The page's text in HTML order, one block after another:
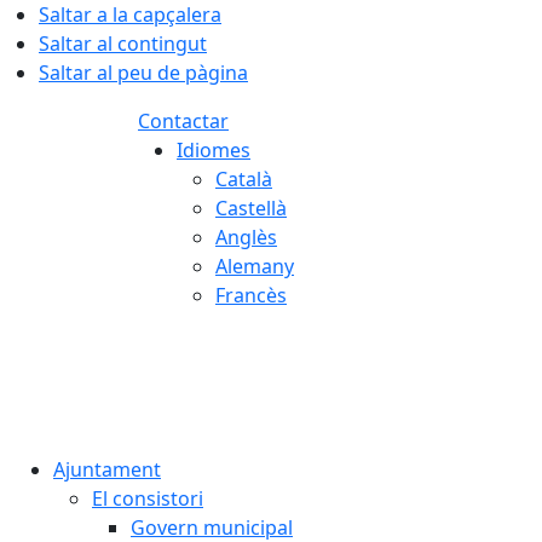
Saltar a la capçalera
Saltar al contingut
Saltar al peu de pàgina
Contactar
Idiomes
Català
Castellà
Anglès
Alemany
Francès
Ajuntament
El consistori
Govern municipal